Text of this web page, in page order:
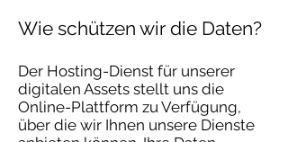
Wie schützen wir die Daten?
Der Hosting-Dienst für unserer
digitalen Assets stellt uns die
Online-Plattform zu Verfügung,
über die wir Ihnen unsere Dienste